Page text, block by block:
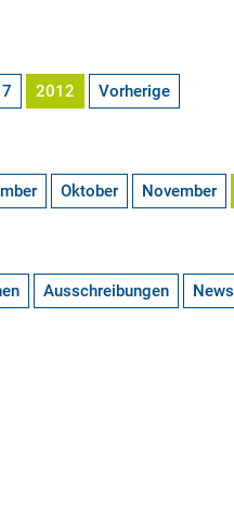
2012 Vorherige
Oktober November
Ausschreibungen News